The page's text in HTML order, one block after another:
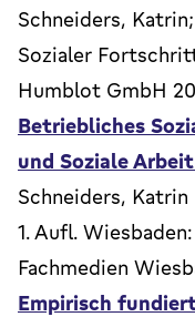
Schneiders,
Sozialer
Humblot GmbH
Betriebliches
und Soziale
Schneiders, Katrin
1. Aufl.
Fachmedien
Empirisch